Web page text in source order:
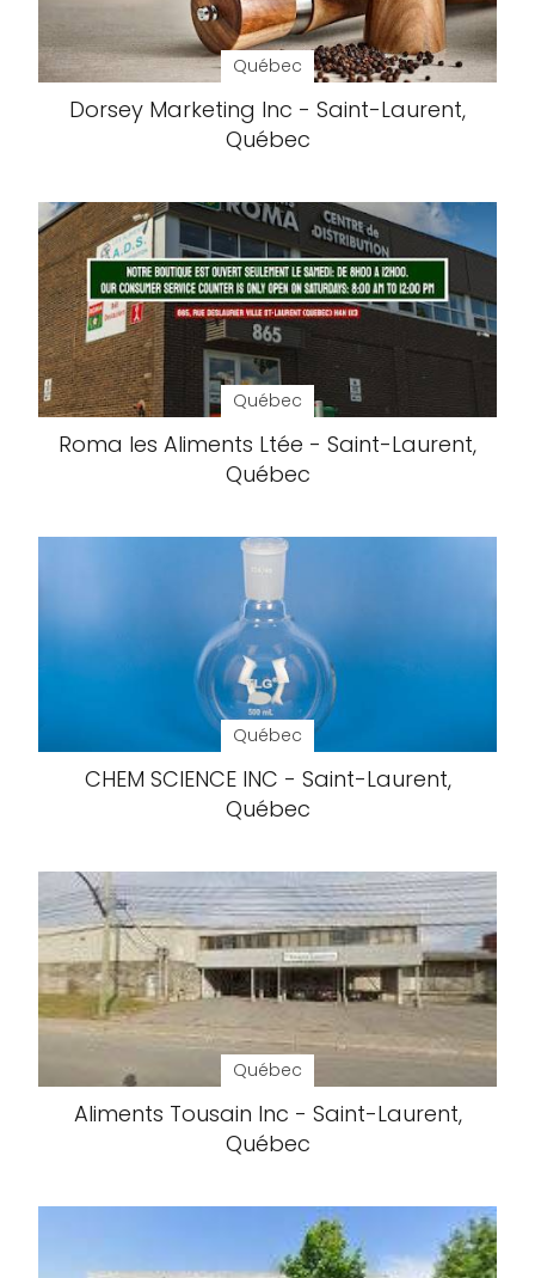
Québec
Dorsey Marketing Inc - Saint-Laurent,
Québec
Québec
Roma les Aliments Ltée - Saint-Laurent,
Québec
Québec
CHEM SCIENCE INC - Saint-Laurent,
Québec
Québec
Aliments Tousain Inc - Saint-Laurent,
Québec